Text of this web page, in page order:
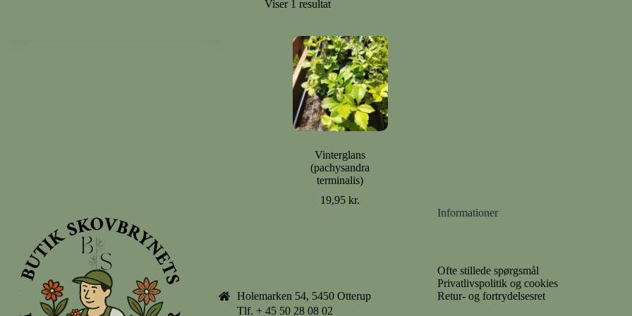
Viser 1 resultat
Vinterglans
(pachysandra
terminalis)
19,95kr.
Holemarken 54, 5450 Otterup
Tlf. + 45 50 28 08 02
Informationer
Ofte stillede spørgsmål
Privatlivspolitik og cookies
Retur- og fortrydelsesret